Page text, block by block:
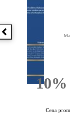
Poprzednia książka
10%
Cena